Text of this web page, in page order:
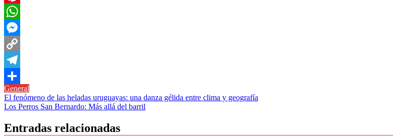
Pinterest
WhatsApp
Messenger
Copy
Link
Telegram
Compartir
General
Navegación
de
entradas
El fenómeno de las heladas uruguayas: una danza gélida entre clima y geografía
Los Perros San Bernardo: Más allá del barril
Entradas relacionadas